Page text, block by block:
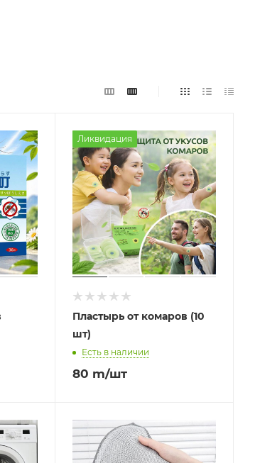
Ликвидация
Пластырь от комаров (10
шт)
Есть в наличии
80 m/шт